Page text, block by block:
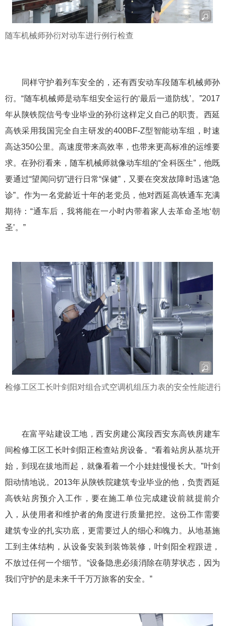
随车机械师孙衍对动车进行例行检查
同样守护着列车安全的，还有西安动车段随车机械师孙
衍。“随车机械师是动车组安全运行的‘最后一道防线’。”2017
年从陕铁院信号专业毕业的孙衍这样定义自己的职责。西延
高铁采用我国完全自主研发的400BF-Z型智能动车组，时速
高达350公里。高速度带来高效率，也带来更高标准的运维要
求。在孙衍看来，随车机械师就像动车组的“全科医生”，他既
要通过“望闻问切”进行日常“保健”，又要在突发故障时迅速“急
诊”。作为一名党龄近十年的老党员，他对西延高铁通车充满
期待：“通车后，我将能在一小时内带着家人去革命圣地‘朝
圣’。”
检修工区工长叶剑阳对组合式空调机组压力表的安全性能进行
在富平站建设工地，西安房建公寓段西安东高铁房建车
间检修工区工长叶剑阳正检查站房设备。“看着站房从基坑开
始，到现在拔地而起，就像看着一个小娃娃慢慢长大。”叶剑
阳动情地说。2013年从陕铁院建筑专业毕业的他，负责西延
高铁站房预介入工作，要在施工单位完成建设前就提前介
入，从使用者和维护者的角度进行质量把控。这份工作需要
建筑专业的扎实功底，更需要过人的细心和魄力。从地基施
工到主体结构，从设备安装到装饰装修，叶剑阳全程跟进，
不放过任何一个细节。“设备隐患必须消除在萌芽状态，因为
我们守护的是未来千千万万旅客的安全。”